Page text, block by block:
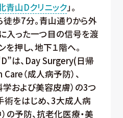
青山Dクリニック」。
歩7分。青山通りから外
入った一つ目の信号を渡
押し、地下１階へ。
は、Day Surgery(日帰
（成人病予防）、
および美容皮膚）の3つ
術をはじめ、3大成人病
の予防、抗老化医療・美